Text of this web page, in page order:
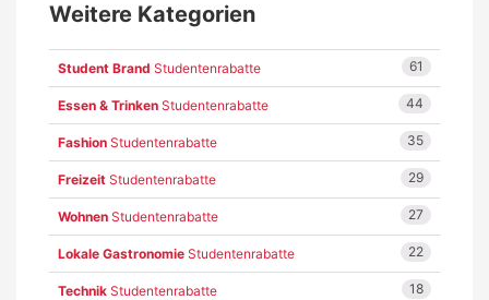
Weitere Kategorien
Student Brand Studentenrabatte 61
Essen & Trinken Studentenrabatte 44
Fashion Studentenrabatte 35
Freizeit Studentenrabatte 29
Wohnen Studentenrabatte 27
Lokale Gastronomie Studentenrabatte 22
Technik Studentenrabatte 18